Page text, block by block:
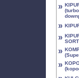
»
»
»
»
»